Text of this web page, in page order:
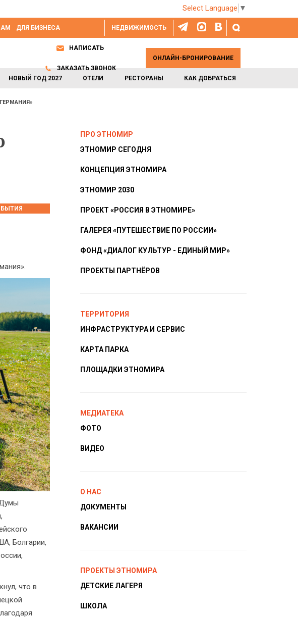
Select Language ▼
НЕДВИЖИМОСТЬ
ДЛЯ БИЗНЕСА
НОВЫЙ ГОД 2027 ОТЕЛИ РЕСТОРАНЫ КАК ДОБРАТЬСЯ
НАПИСАТЬ
ЗАКАЗАТЬ ЗВОНОК
ОНЛАЙН-БРОНИРОВАНИЕ
Болгарии,
что в
ПРО ЭТНОМИР
ЭТНОМИР СЕГОДНЯ
КОНЦЕПЦИЯ ЭТНОМИРА
ЭТНОМИР 2030
ПРОЕКТ «РОССИЯ В ЭТНОМИРЕ»
ГАЛЕРЕЯ «ПУТЕШЕСТВИЕ ПО РОССИИ»
ФОНД «ДИАЛОГ КУЛЬТУР - ЕДИНЫЙ МИР»
ПРОЕКТЫ ПАРТНЁРОВ
ТЕРРИТОРИЯ
ИНФРАСТРУКТУРА И СЕРВИС
КАРТА ПАРКА
ПЛОЩАДКИ ЭТНОМИРА
МЕДИАТЕКА
ФОТО
ВИДЕО
О НАС
ДОКУМЕНТЫ
ВАКАНСИИ
ПРОЕКТЫ ЭТНОМИРА
ДЕТСКИЕ ЛАГЕРЯ
ШКОЛА